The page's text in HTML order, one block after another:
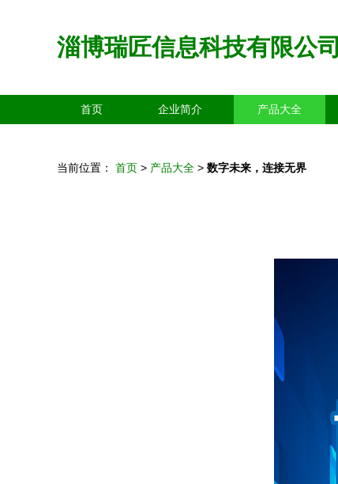
淄博瑞匠信息科技有限公司
首页 企业简介 产品大全
当前位置： 首页 > 产品大全 > 数字未来，连接无界